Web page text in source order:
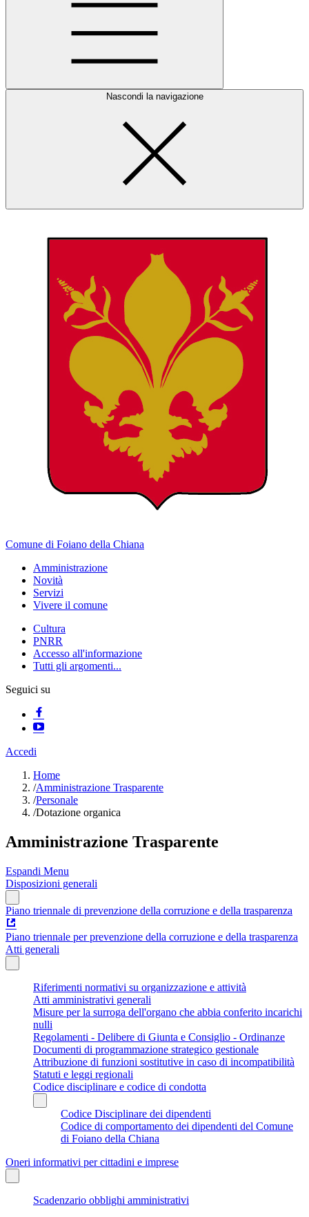
Nascondi la navigazione
Comune di Foiano della Chiana
Amministrazione
Novità
Servizi
Vivere il comune
Cultura
PNRR
Accesso all'informazione
Tutti gli argomenti...
Seguici su
Accedi
Home
/Amministrazione Trasparente
/Personale
/Dotazione organica
Amministrazione Trasparente
Espandi Menu
Disposizioni generali
Piano triennale di prevenzione della corruzione e della trasparenza
Piano triennale per prevenzione della corruzione e della trasparenza
Atti generali
Riferimenti normativi su organizzazione e attività
Atti amministrativi generali
Misure per la surroga dell'organo che abbia conferito incarichi
nulli
Regolamenti - Delibere di Giunta e Consiglio - Ordinanze
Documenti di programmazione strategico gestionale
Attribuzione di funzioni sostitutive in caso di incompatibilità
Statuti e leggi regionali
Codice disciplinare e codice di condotta
Codice Disciplinare dei dipendenti
Codice di comportamento dei dipendenti del Comune
di Foiano della Chiana
Oneri informativi per cittadini e imprese
Scadenzario obblighi amministrativi